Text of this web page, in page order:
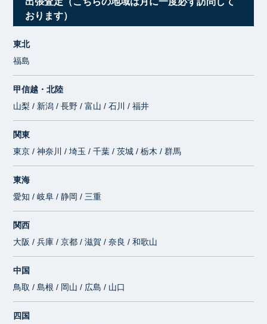
おります）
東北
福島
甲信越・北陸
山梨 / 新潟 / 長野 / 富山 / 石川 / 福井
関東
東京 / 神奈川 / 埼玉 / 千葉 / 茨城 / 栃木 / 群馬
東海
愛知 / 岐阜 / 静岡 / 三重
関西
大阪 / 兵庫 / 京都 / 滋賀 / 奈良 / 和歌山
中国
鳥取 / 島根 / 岡山 / 広島 / 山口
四国